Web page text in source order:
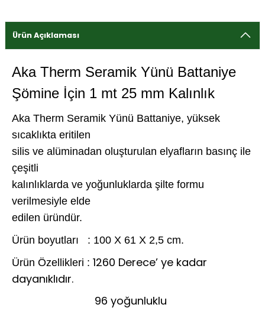
Ürün Açıklaması
Aka Therm Seramik Yünü Battaniye
Şömine İçin 1 mt 25 mm Kalınlık
Aka Therm Seramik Yünü Battaniye, yüksek
sıcaklıkta eritilen
silis ve alüminadan oluşturulan elyafların basınç ile
çeşitli
kalınlıklarda ve yoğunluklarda şilte formu
verilmesiyle elde
edilen üründür.
Ürün boyutları : 100 X 61 X 2,5 cm.
Ürün Özellikleri : 1260 Derece’ ye kadar
dayanıklıdır.
96 yoğunluklu